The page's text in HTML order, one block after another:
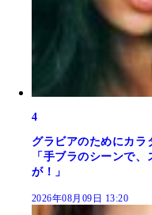
4
グラビアのためにカラ
「手ブラのシーンで
が！」
2026年08月09日 13:20